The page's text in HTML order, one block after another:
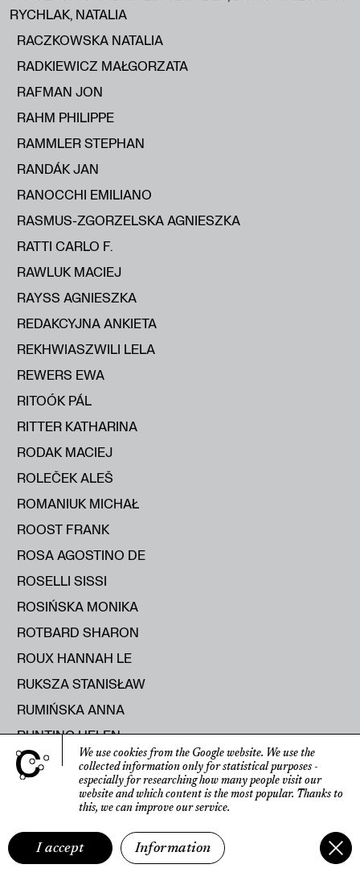
RYCHLAK, NATALIA
RACZKOWSKA NATALIA
RADKIEWICZ MAŁGORZATA
RAFMAN JON
RAHM PHILIPPE
RAMMLER STEPHAN
RANDÁK JAN
RANOCCHI EMILIANO
RASMUS-ZGORZELSKA AGNIESZKA
RATTI CARLO F.
RAWLUK MACIEJ
RAYSS AGNIESZKA
REDAKCYJNA ANKIETA
REKHWIASZWILI LELA
REWERS EWA
RITOÓK PÁL
RITTER KATHARINA
RODAK MACIEJ
ROLEČEK ALEŠ
ROMANIUK MICHAŁ
ROOST FRANK
ROSA AGOSTINO DE
ROSELLI SISSI
ROSIŃSKA MONIKA
ROTBARD SHARON
ROUX HANNAH LE
RUKSZA STANISŁAW
RUMIŃSKA ANNA
RUNTING HELEN
RUSAK MARYIA
RUSECKA KATERYNA
RUTKOWSKI ROMAN
RYBICKA ELŻBIETA
RYŚ RAJMUND
We use cookies from the Google website. We use the
collected information only for statistical purposes -
especially for researching how many people visit our
website and which content is the most popular. Thanks to
this, we can improve our service.
I accept Information